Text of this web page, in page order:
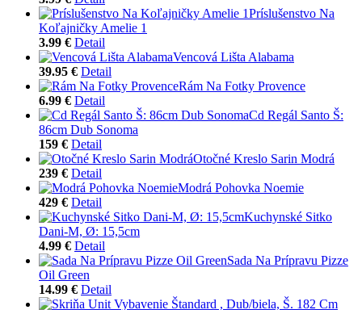
Príslušenstvo Na
Koľajničky Amelie 1
3.99 € Detail
Vencová Lišta Alabama
39.95 € Detail
Rám Na Fotky Provence
6.99 € Detail
Cd Regál Santo Š:
86cm Dub Sonoma
159 € Detail
Otočné Kreslo Sarin Modrá
239 € Detail
Modrá Pohovka Noemie
429 € Detail
Kuchynské Sitko
Dani-M, Ø: 15,5cm
4.99 € Detail
Sada Na Prípravu Pizze
Oil Green
14.99 € Detail